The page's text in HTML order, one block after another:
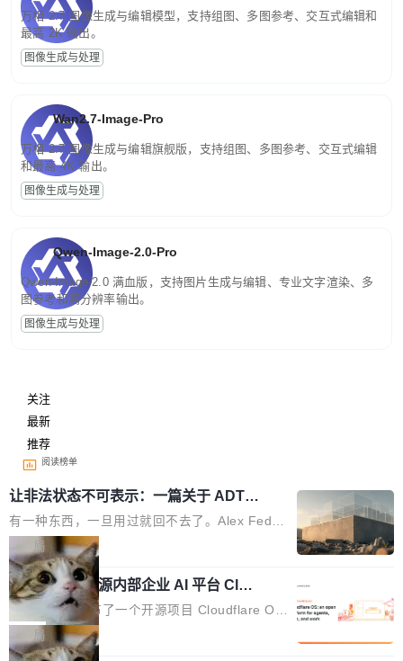
万相 2.7 图像生成与编辑模型，支持组图、多图参考、交互式编辑和
最高 2K 输出。
图像生成与处理
Wan2.7-Image-Pro
万相 2.7 图像生成与编辑旗舰版，支持组图、多图参考、交互式编辑
和最高 4K 输出。
图像生成与处理
Qwen-Image-2.0-Pro
Qwen-Image-2.0 满血版，支持图片生成与编辑、专业文字渲染、多
图参考和高分辨率输出。
图像生成与处理
关注
最新
推荐
阅读榜单
让非法状态不可表示：一篇关于 ADT
的帖子在 Reddit 火了
有一种东西，一旦用过就回不去了。Alex Fedos
eev 管它叫"软件设计的基石"。 他说的东西不新
鲜——代数数据类型（ADT），尤其是和类型
（sum type）。但他说清楚了一件事：这不是类
型系统的学术体操，是日常编码的思维方式。 文
章从一个简单的例子切入。一个网站的深色主题
设置，如果用布尔值 + 可空字段来表示——bool
局
Cloudflare 开源内部企业 AI 平台 Clou
dflare OS
Cloudflare 发布了一个开源项目 Cloudflare O
S。如果你只看官方博客，你会觉得这是又一
个"AI 知识库 + 聊天机器人"——每个大厂都在
局